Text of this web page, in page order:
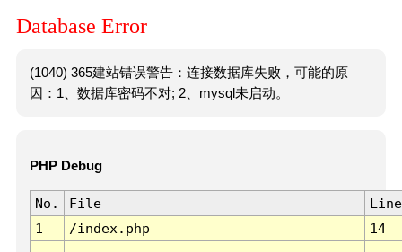
Database Error
(1040) 365建站错误警告：连接数据库失败，可能的原
因：1、数据库密码不对; 2、mysql未启动。
PHP Debug
No. File
Line
1
/index.php 14